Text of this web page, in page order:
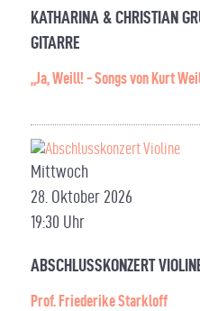
KATHARINA & CHRISTIAN
GITARRE
„Ja, Weill! - Songs von Kurt
Mittwoch
28. Oktober 2026
19:30 Uhr
ABSCHLUSSKONZERT
Prof. Friederike Starkloff